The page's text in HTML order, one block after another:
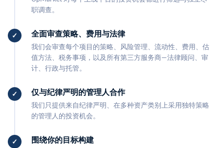
职调查。
全面审查策略、费用与法律
我们会审查每个项目的策略、风险管理、流动性、费用、估
值方法、税务事项，以及所有第三方服务商—法律顾问、审
计、行政与托管。
仅与纪律严明的管理人合作
我们只提供来自纪律严明、在多种资产类别上采用独特策略
的管理人的投资机会。
围绕你的目标构建